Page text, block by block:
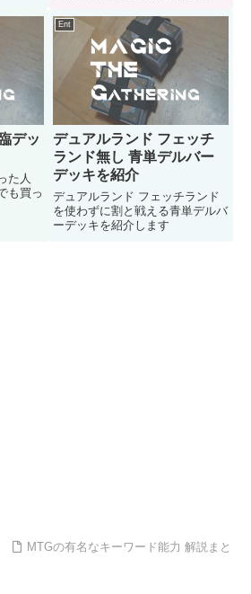
のでぜひ遊んでみて
デッ
た人
も買っ
Ent
デュアルランド フェッチ
ランド無し 青単デルバー
デッキを紹介
デュアルランド フェッチランド
を使わずに割と戦える青単デルバ
ーデッキを紹介します
MTGの有名なキーワード能力 解説まと